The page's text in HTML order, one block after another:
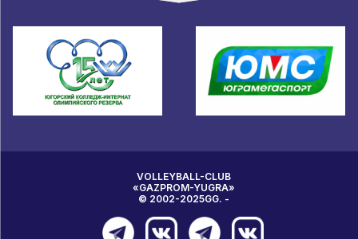
VOLLEYBALL-CLUB
«GAZPROM-YUGRA»
© 2002-2025GG. -